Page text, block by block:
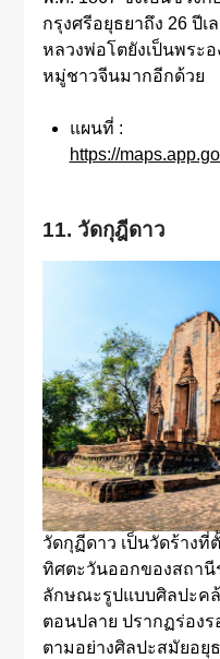
กรุงศรีอยุธยาถึง 26 ปีเ
หลวงพ่อโตยังเป็นพระ
หมู่ชาวจีนมากอีกด้วย
แผนที่ :
https://
11. วัดกุฎีดาว
วัดกุฏีดาว เป็นวัดร้างที่
ทิศตะวันออกของสถานี
ลักษณะรูปแบบศิลปะค
ตอนปลาย ปรากฏร่องร
ตามอย่างศิลปะสมัยอยุ